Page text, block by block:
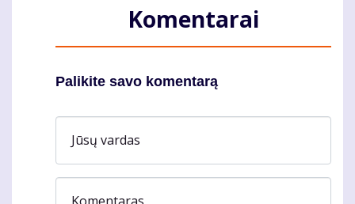
Komentarai
Palikite savo komentarą
Jūsų vardas